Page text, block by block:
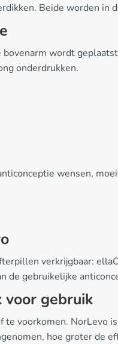
Beide worden in
wordt
onderdrukken.
wensen,
verkrijgbaar:
de gebruikelijke
voor gebruik
voorkomen. NorLevo
hoe groter de